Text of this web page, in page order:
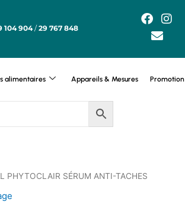
104 904/29 767 848
F
a
c
o
I
g
E
n
v
o
alimentaires Appareils & Mesures Promotion
PHYTOCLAIR SÉRUM ANTI-TACHES